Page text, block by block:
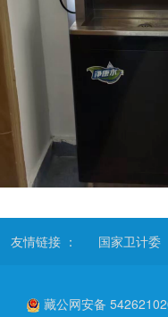
友情链接 ： 国家卫计委
藏公网安备